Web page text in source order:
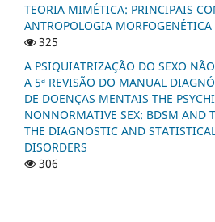
TEORIA MIMÉTICA: PRINCIPAIS
ANTROPOLOGIA MORFOGENÉTICA
325
A PSIQUIATRIZAÇÃO DO SEXO
A 5ª REVISÃO DO MANUAL
DE DOENÇAS MENTAIS THE
NONNORMATIVE SEX: BDSM AND
THE DIAGNOSTIC AND
DISORDERS
306